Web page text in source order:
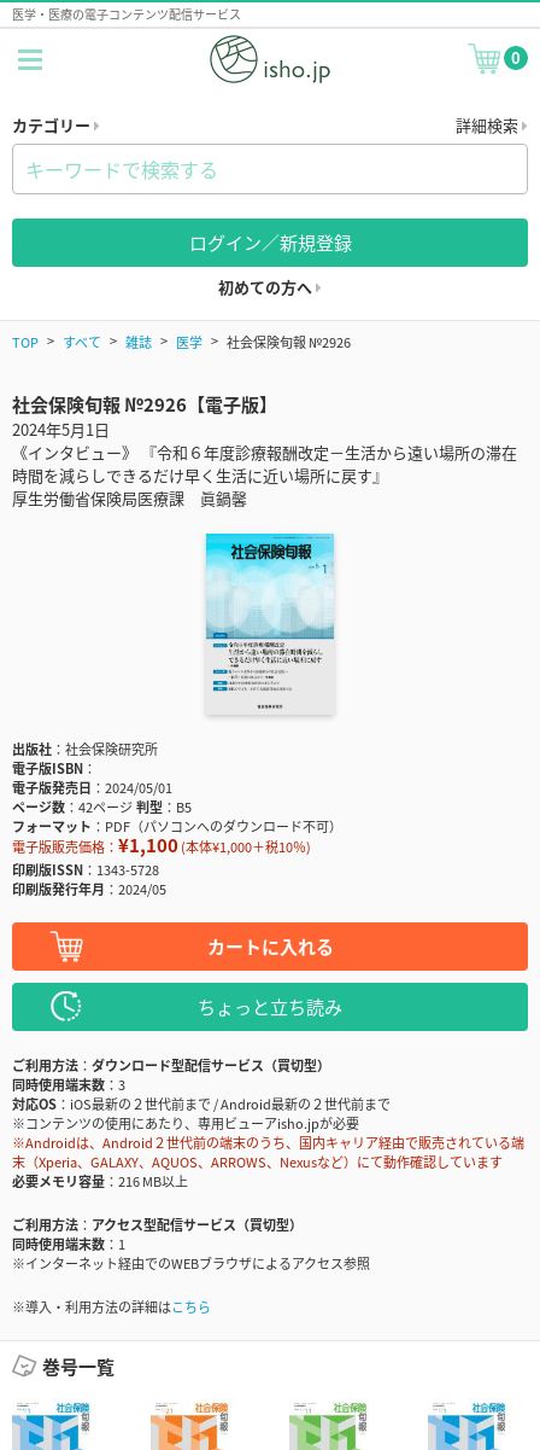
医学・医療の電子コンテンツ配信サービス
0
カテゴリー 詳細検索
ログイン／新規登録
初めての方へ
TOP すべて 雑誌 医学 社会保険旬報 №2926
社会保険旬報 №2926【電子版】
2024年5月1日
《インタビュー》 『令和６年度診療報酬改定－生活から遠い場所の滞在
時間を減らしできるだけ早く生活に近い場所に戻す』
厚生労働省保険局医療課 眞鍋馨
出版社
社会保険研究所
電子版ISBN
電子版発売日
2024/05/01
ページ数
42ページ判型
B5
フォーマット
PDF（パソコンへのダウンロード不可）
電子版販売価格： ¥1,100(本体¥1,000＋税10％)
印刷版ISSN
1343-5728
印刷版発行年月
2024/05
カートに入れる
ちょっと立ち読み
ご利用方法
ダウンロード型配信サービス（買切型）
同時使用端末数
3
対応OS
iOS最新の２世代前まで / Android最新の２世代前まで
※コンテンツの使用にあたり、専用ビューアisho.jpが必要
※Androidは、Android２世代前の端末のうち、国内キャリア経由で販売されている端
末（Xperia、GALAXY、AQUOS、ARROWS、Nexusなど）にて動作確認しています
必要メモリ容量
216 MB以上
ご利用方法
アクセス型配信サービス（買切型）
同時使用端末数
1
※インターネット経由でのWEBブラウザによるアクセス参照
※導入・利用方法の詳細はこちら
巻号一覧